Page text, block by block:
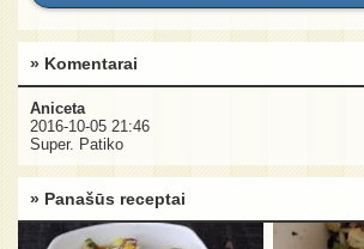
» Komentarai
Aniceta
2016-10-05 21:46
Super. Patiko
» Panašūs receptai